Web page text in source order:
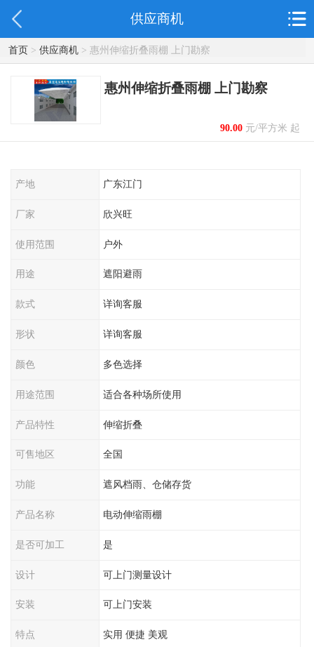
供应商机
首页> 供应商机> 惠州伸缩折叠雨棚 上门勘察
惠州伸缩折叠雨棚 上门勘察
90.00元/平方米 起
产地 广东江门
厂家 欣兴旺
使用范围 户外
用途 遮阳避雨
款式 详询客服
形状 详询客服
颜色 多色选择
用途范围 适合各种场所使用
产品特性 伸缩折叠
可售地区 全国
功能 遮风档雨、仓储存货
产品名称 电动伸缩雨棚
是否可加工 是
设计 可上门测量设计
安装 可上门安装
特点 实用 便捷 美观